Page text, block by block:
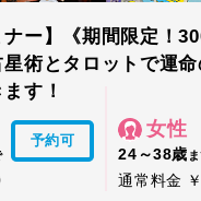
ナー】《期間限定！
術とタロットで運命
す！
予約可
女性
24～38歳
通常料金